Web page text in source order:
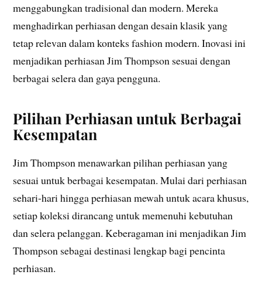
menggabungkan tradisional dan modern. Mereka
menghadirkan perhiasan dengan desain klasik yang
tetap relevan dalam konteks fashion modern. Inovasi ini
menjadikan perhiasan Jim Thompson sesuai dengan
berbagai selera dan gaya pengguna.
Pilihan Perhiasan untuk Berbagai
Kesempatan
Jim Thompson menawarkan pilihan perhiasan yang
sesuai untuk berbagai kesempatan. Mulai dari perhiasan
sehari-hari hingga perhiasan mewah untuk acara khusus,
setiap koleksi dirancang untuk memenuhi kebutuhan
dan selera pelanggan. Keberagaman ini menjadikan Jim
Thompson sebagai destinasi lengkap bagi pencinta
perhiasan.